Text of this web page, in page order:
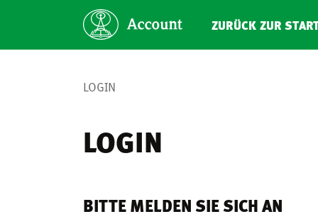
ZURÜCK ZUR
LOGIN
LOGIN
BITTE MELDEN SIE SICH AN